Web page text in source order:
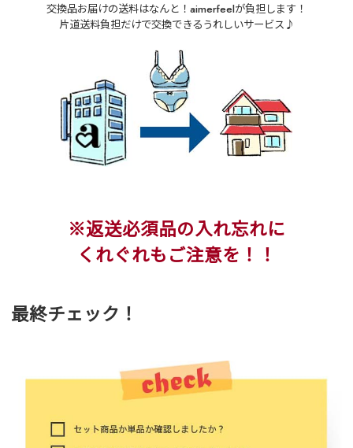
交換品お届けの送料はなんと！aimerfeelが負担します！
片道送料負担だけで交換できるうれしいサービス♪
※返送必須品の入れ忘れに
くれぐれもご注意を！！
最終チェック！